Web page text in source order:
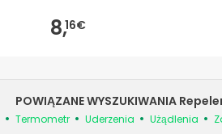
8,16€
POWIĄZANE WYSZUKIWANIA
Termometr Uderzenia Użądlenia